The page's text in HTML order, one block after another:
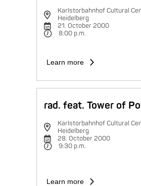
Karlstorbahnhof Cultural
Heidelberg
21. October 2000
8:00 p.m.
Learn more
rad. feat. Tower of
Karlstorbahnhof Cultural
Heidelberg
28. October 2000
9:30 p.m.
Learn more